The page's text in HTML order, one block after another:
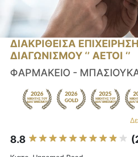
ΔΙΑΚΡΙΘΕΙΣΑ
ΔΙΑΓΩΝΙΣΜΟΥ ‘’ ΑΕΤΟΙ ‘’
ΦΑΡΜΑΚΕΙΟ -
8.8